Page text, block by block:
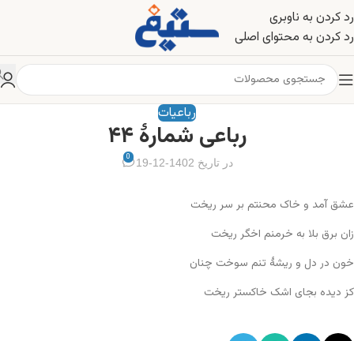
رد کردن به ناوبری
رد کردن به محتوای اصلی
رباعیات
رباعی شمارهٔ ۴۴
در تاریخ 1402-12-19 0
عشق آمد و خاک محنتم بر سر ریخت
زان برق بلا به خرمنم اخگر ریخت
خون در دل و ریشهٔ تنم سوخت چنان
کز دیده بجای اشک خاکستر ریخت